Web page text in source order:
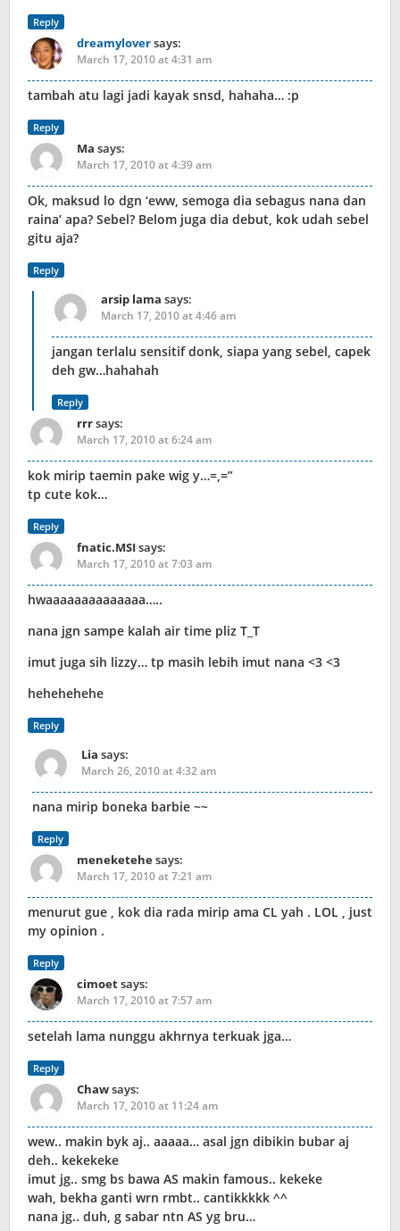
Reply
dreamyloversays:
March 17, 2010 at 4:31 am
tambah atu lagi jadi kayak snsd, hahaha… :p
Reply
Ma says:
March 17, 2010 at 4:39 am
Ok, maksud lo dgn ‘eww, semoga dia sebagus nana dan
raina’ apa? Sebel? Belom juga dia debut, kok udah sebel
gitu aja?
Reply
arsip lama says:
March 17, 2010 at 4:46 am
jangan terlalu sensitif donk, siapa yang sebel, capek
deh gw…hahahah
Reply
rrrsays:
March 17, 2010 at 6:24 am
kok mirip taemin pake wig y…=,=”
tp cute kok…
Reply
fnatic.MSIsays:
March 17, 2010 at 7:03 am
hwaaaaaaaaaaaaaa…..
nana jgn sampe kalah air time pliz T_T
imut juga sih lizzy… tp masih lebih imut nana <3 <3
hehehehehe
Reply
Lia says:
March 26, 2010 at 4:32 am
nana mirip boneka barbie ~~
Reply
meneketehesays:
March 17, 2010 at 7:21 am
menurut gue , kok dia rada mirip ama CL yah . LOL , just
my opinion .
Reply
cimoetsays:
March 17, 2010 at 7:57 am
setelah lama nunggu akhrnya terkuak jga…
Reply
Chawsays:
March 17, 2010 at 11:24 am
wew.. makin byk aj.. aaaaa… asal jgn dibikin bubar aj
deh.. kekekeke
imut jg.. smg bs bawa AS makin famous.. kekeke
wah, bekha ganti wrn rmbt.. cantikkkkk ^^
nana jg.. duh, g sabar ntn AS yg bru…